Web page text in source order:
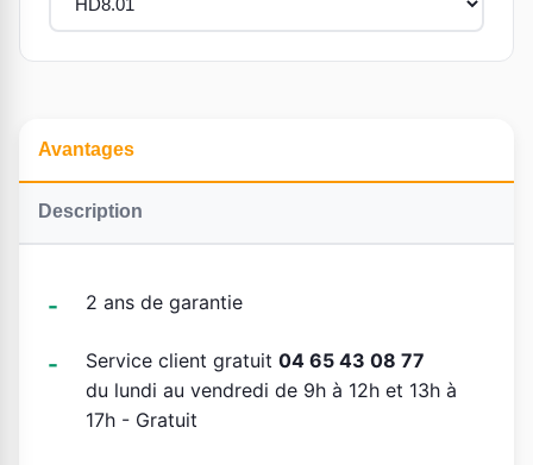
Avantages
Description
2 ans de garantie
Service client gratuit 04 65 43 08 77
du lundi au vendredi de 9h à 12h et 13h à
17h - Gratuit